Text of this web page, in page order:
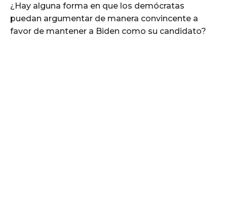
¿Hay alguna forma en que los demócratas
puedan argumentar de manera convincente a
favor de mantener a Biden como su candidato?